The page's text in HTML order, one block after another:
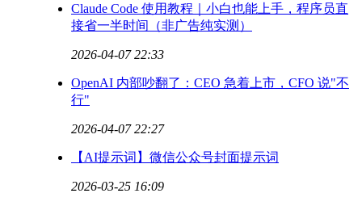
Claude Code 使用教程｜小白也能上手，程序员直
接省一半时间（非广告纯实测）
2026-04-07 22:33
OpenAI 内部吵翻了：CEO 急着上市，CFO 说"不
行"
2026-04-07 22:27
【AI提示词】微信公众号封面提示词
2026-03-25 16:09